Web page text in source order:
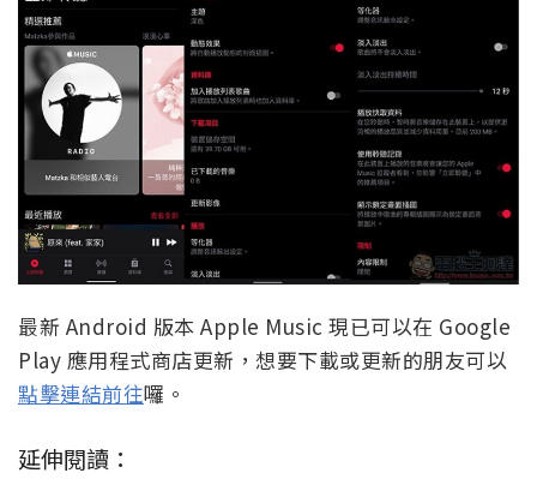
最新 Android 版本 Apple Music 現已可以在 Google
Play 應用程式商店更新，想要下載或更新的朋友可以
點擊連結前往囉。
延伸閱讀：